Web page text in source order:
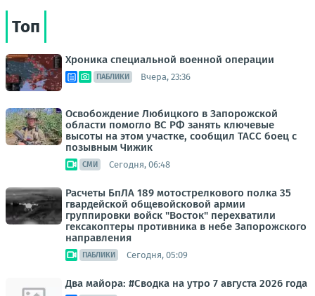
Топ
Хроника специальной военной операции
ПАБЛИКИ Вчера, 23:36
Освобождение Любицкого в Запорожской
области помогло ВС РФ занять ключевые
высоты на этом участке, сообщил ТАСС боец с
позывным Чижик
СМИ Сегодня, 06:48
Расчеты БпЛА 189 мотострелкового полка 35
гвардейской общевойсковой армии
группировки войск "Восток" перехватили
гексакоптеры противника в небе Запорожского
направления
ПАБЛИКИ Сегодня, 05:09
Два майора: #Сводка на утро 7 августа 2026 года